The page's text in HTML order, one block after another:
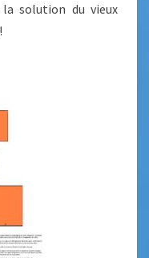
solution du vieux